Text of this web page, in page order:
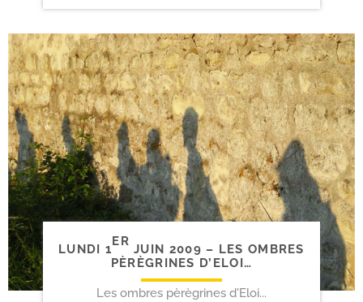
LUNDI 1
ER
JUIN 2009 – LES OMBRES
PÈRÈGRINES D’ELOI…
Les ombres pèrègrines d'Eloi...